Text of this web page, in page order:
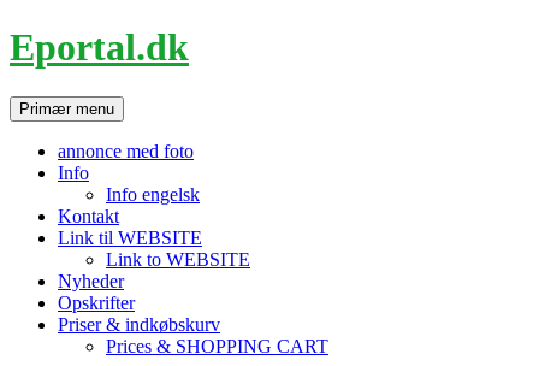
Hop
til
Eportal.dk
SøgPrimær menu
annonce med foto
Info
Info engelsk
Kontakt
Link til WEBSITE
Link to WEBSITE
Nyheder
Opskrifter
Priser & indkøbskurv
Prices & SHOPPING CART